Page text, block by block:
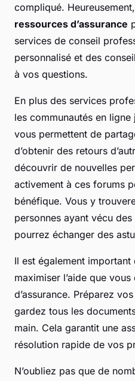
compliqué.
ressources d’assurance
services de conseil
personnalisé et des
à vos questions.
En plus des services
les communautés en
vous permettent de
d’obtenir des retours
découvrir de nouvelles
activement à ces forums
bénéfique. Vous y
personnes ayant vécu
pourrez échanger des
Il est également important
maximiser l’aide que
d’assurance. Préparez
gardez tous les
main. Cela garantit une
résolution rapide de vos
N’oubliez pas que de